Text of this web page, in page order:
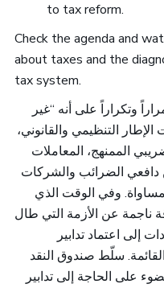
to tax reform.
Check the agenda and
about taxes and the
tax system.
وتكراراً على أنه “غير
التنظيمي والقانوني،
الممنهج، المعاملات
دافعي الضرائب والشركات
وفي الوقت الذي
ناجمة عن الأزمة التي طال
إلى اعتماد تدابير
سلّط صندوق النقد
على الحاجة إلى تدابير